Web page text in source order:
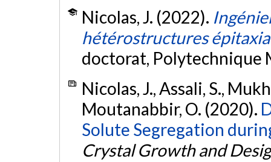
Nicolas, J. (2022).
hétérostructures
doctorat, Polytechnique
Nicolas, J., Assali, S.,
Moutanabbir, O. (2020).
Solute Segregation
Crystal Growth and